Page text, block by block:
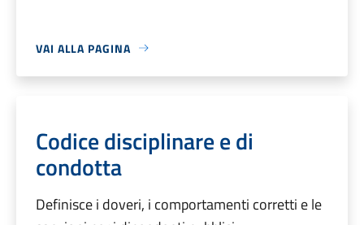
VAI ALLA PAGINA
Codice disciplinare e di
condotta
Definisce i doveri, i comportamenti corretti e le